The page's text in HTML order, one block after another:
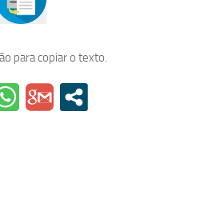
para copiar o texto.